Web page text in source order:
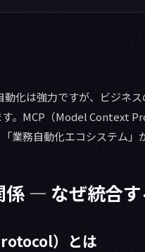
動化は強力ですが、ビジネ
。MCP（Model Context
業務自動化エコシステム」
係 — なぜ統合
）とは